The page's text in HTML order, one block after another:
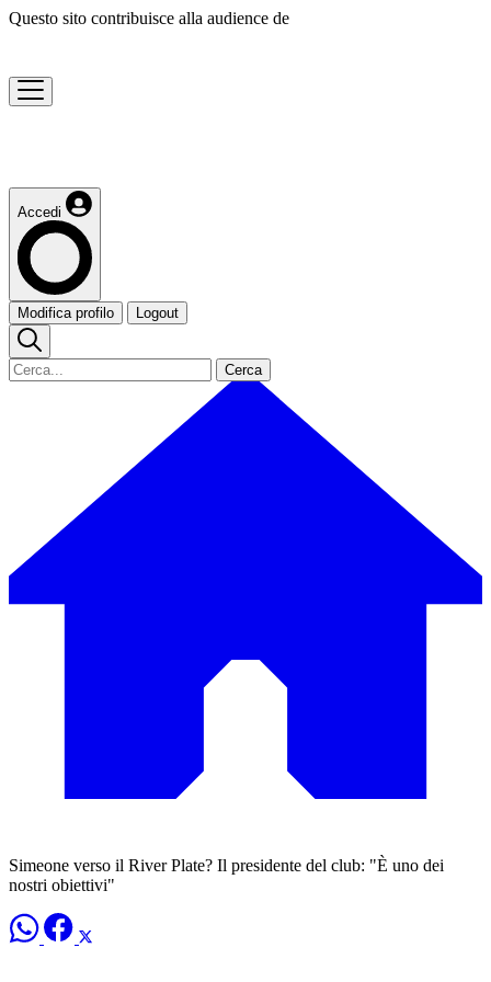
Questo sito contribuisce alla audience de
Accedi
Modifica profilo Logout
Cerca
Simeone verso il River Plate? Il presidente del club: "È uno dei
nostri obiettivi"